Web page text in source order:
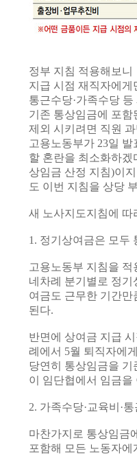
정부 지침 적용해보니
지급 시점 재직자에게
통근수당·가족수당 등
기존 통상임금에 포함
제외 시키려면 직원
고용노동부가 23일
할 혼란을 최소화하
상임금 산정 지침)이
도 이번 지침을 상당
새 노사지도지침에 따
1. 정기상여금은 모두
고용노동부 지침을
네차례 분기별로 정기
여금도 근무한 기간
된다.
반면에 상여금 지급
례에서 5월 퇴직자에
당연히 통상임금을
이 임단협에서 임금
2. 가족수당·교육비·
마찬가지로 통상임금
포함해 모든 노동자